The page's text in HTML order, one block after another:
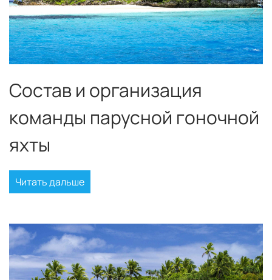
Состав и организация
команды парусной гоночной
яхты
Читать дальше